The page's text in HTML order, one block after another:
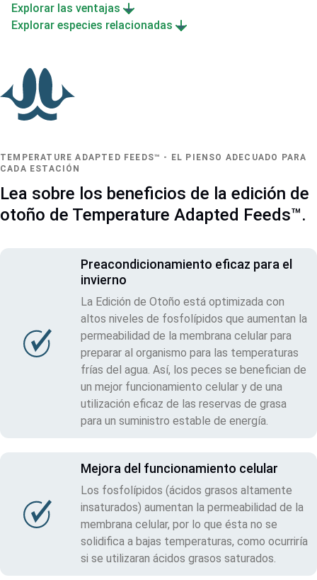
Explorar las ventajas
Explorar especies relacionadas
TEMPERATURE ADAPTED FEEDS™ - EL PIENSO ADECUADO PARA
CADA ESTACIÓN
Lea sobre los beneficios de la edición de
otoño de Temperature Adapted Feeds™.
Preacondicionamiento eficaz para el
invierno
La Edición de Otoño está optimizada con
altos niveles de fosfolípidos que aumentan la
permeabilidad de la membrana celular para
preparar al organismo para las temperaturas
frías del agua. Así, los peces se benefician de
un mejor funcionamiento celular y de una
utilización eficaz de las reservas de grasa
para un suministro estable de energía.
Mejora del funcionamiento celular
Los fosfolípidos (ácidos grasos altamente
insaturados) aumentan la permeabilidad de la
membrana celular, por lo que ésta no se
solidifica a bajas temperaturas, como ocurriría
si se utilizaran ácidos grasos saturados.